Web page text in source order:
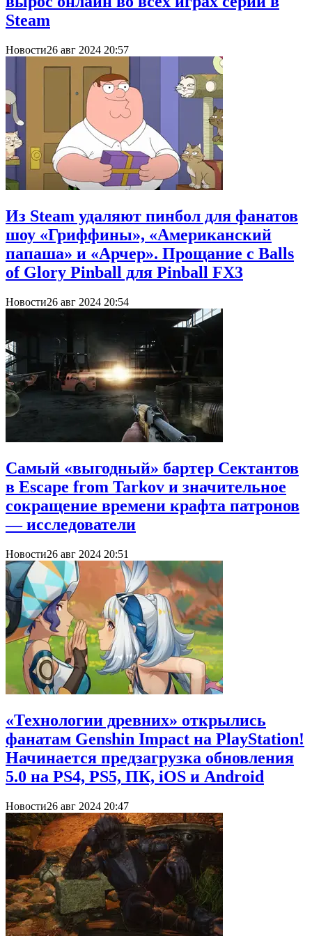
Steam
Новости26 авг 2024 20:57
Из Steam удаляют пинбол для фанатов
шоу «Гриффины», «Американский
папаша» и «Арчер». Прощание с Balls
of Glory Pinball для Pinball FX3
Новости26 авг 2024 20:54
Самый «выгодный» бартер Сектантов
в Escape from Tarkov и значительное
сокращение времени крафта патронов
— исследователи
Новости26 авг 2024 20:51
«Технологии древних» открылись
фанатам Genshin Impact на PlayStation!
Начинается предзагрузка обновления
5.0 на PS4, PS5, ПК, iOS и Android
Новости26 авг 2024 20:47